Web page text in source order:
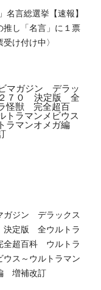
名言総選挙【速報】
推し「名言」に１票
け付け中〉
ガジン デラックス
定版 全ウルトラ
超百科 ウルトラ
ウス～ウルトラマン
増補改訂